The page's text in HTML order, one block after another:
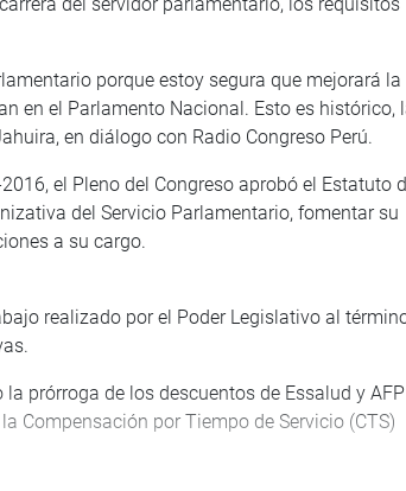
porque estoy segura que mejorará la
en el Parlamento Nacional. Esto es histórico,
en diálogo con Radio Congreso Perú.
el Pleno del Congreso aprobó el Estatuto
del Servicio Parlamentario, fomentar su
a su cargo.
realizado por el Poder Legislativo al
prórroga de los descuentos de Essalud y
Compensación por Tiempo de Servicio (CTS)